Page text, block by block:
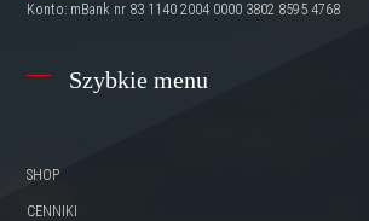
Konto: mBank nr 83 1140 2004 0000 3802 8595 4768
Szybkie menu
SHOP
CENNIKI